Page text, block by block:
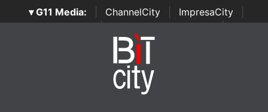
▾ G11 Media: ChannelCity ImpresaCity
SecurityOpenLab | Italian Channel Awards | Italian
Italian Security Awards